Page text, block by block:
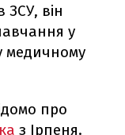
він
у
медичному
про
з Ірпеня.